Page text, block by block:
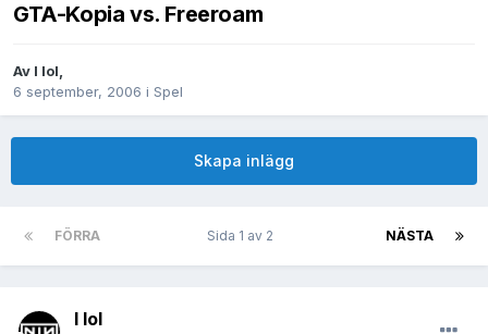
GTA-Kopia vs. Freeroam
Av I lol,
6 september, 2006 i Spel
Skapa inlägg
FÖRRA NÄSTA
Sida 1 av 2
I lol